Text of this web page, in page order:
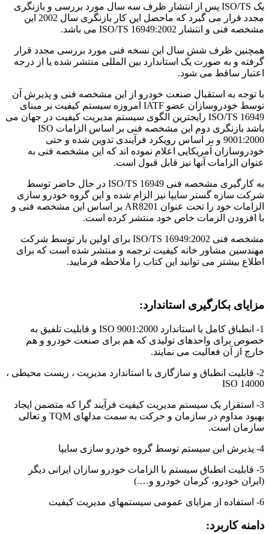
یک ISO/TS پس از انتشار ظرف سه سال مورد بررسی و بازنگری
مجدد قرار می گیرد که ماحصل این کار بازنگری سال 2002 این
مشخصه فنی و انتشار ISO/TS 16949:2002 می باشد.
همچنین ظرف شش سال این نسخه فنی مورد بررسی مجدد قرار
گرفته و به صورت یک استاندارد بین المللی منتشر شده یا از درجه
اعتبار ساقط می شود.
با توجه به استقبال صنعت خودرو از این مشخصه فنی و پذیرش آن
توسط خودروسازان عضو IATF امروزه سیستم کیفیت بر مبنای
ISO/TS 16949 رایجترین الگوی سیستم مدیریت کیفیت در جهان می
باشد بازنگری دوم این مشخصه فنی بر اساس الزامات ISO
9001:2000 و بر اساس رویکرد فرآیندی تدوین شده و حتی
خودروسازان آمریکایی اعلام نموده اند که این مشخصه فنی به
عنوان الزامات آنها نیز قابل قبول است.
به کارگیری مشخصه فنی ISO/TS 16949 در حال حاضر توسط
شرکت سازه گستر سایپا نیز الزام شده و این گروه خودرو سازی
الزامات خود را تحت عنوان AR8201 بر اساس این مشخصه فنی و
با افزودن الزمات خاص خود منتشر کرده است.
مشخصه فنی ISO/TS 16949:2002 برای اولین بار توسط شرکت
مهندسین مشاور خانه کیفیت ترجمه و منتشر شده است که برای
اطلاع بیشتر می توانید این کتاب را ملاحظه فرمایید.
مزایای بکارگیری استاندارد:
1- انطباق کامل با استاندارد ISO 9001:2000 و قابلیت تلفیق به
خصوص برای واحدهای تولیدی که هم برای صنعت خودرو و هم
خارج از آن فعالیت می نمایند.
2- قابلیت انطباق و سازگاری با استاندارد مدیریت ، زیست محیطی ،
ISO 14000
3- استقرار یک سیستم مدیریت کیفیت فرآیند گرا که متضمن ایجاد
بهبود مداوم در سازمان و حرکت به سمت مدلهای TQM و تعالی
سازمان است.
4- پذیرش این سیستم توسط گروه خودرو سازی سایپا
5- قابلیت انطباق سیستم با الزامات خودرو سازان ایرانی دیگر
(ایران خودرو، کرمان خودرو و….)
6- استفاده از مزایای عمومی سیستمهای مدیریت کیفیت
دامنه کاربرد: